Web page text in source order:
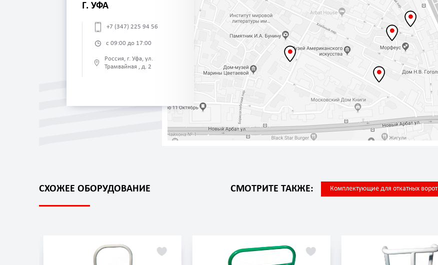
Г. УФА
+7 (347) 225 94 56
с 09:00 до 17:00
Россия, г. Уфа, ул.
Трамвайная , д. 2
СХОЖЕЕ ОБОРУДОВАНИЕ СМОТРИТЕ ТАКЖЕ: Комплектующие для откатных ворот